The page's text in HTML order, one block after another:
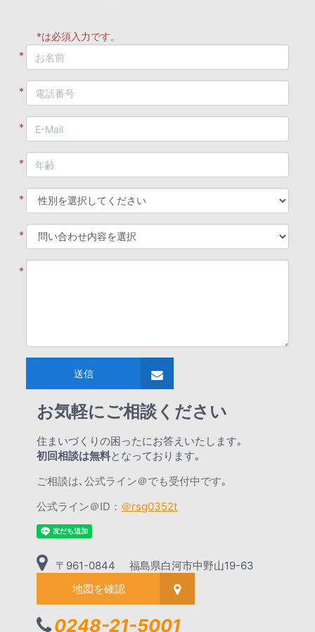
*は必須入力です。
*
*
*
*
*
*
*
送信
お気軽にご相談ください
住まいづくりの困ったにお答えいたします｡
初回相談は無料となっております｡
ご相談は､公式ライン＠でも受付中です｡
公式ライン＠ID： ＠rsg0352t
〒961-0844 福島県白河市中野山19-63
地図を確認
0248-21-5001